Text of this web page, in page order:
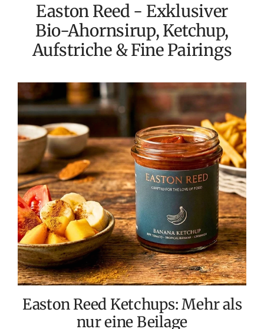
Easton Reed - Exklusiver
Bio-Ahornsirup, Ketchup,
Aufstriche & Fine Pairings
Easton
Reed
Ketchups:
Mehr
als
nur
eine
Beilage
Easton Reed Ketchups: Mehr als
nur eine Beilage